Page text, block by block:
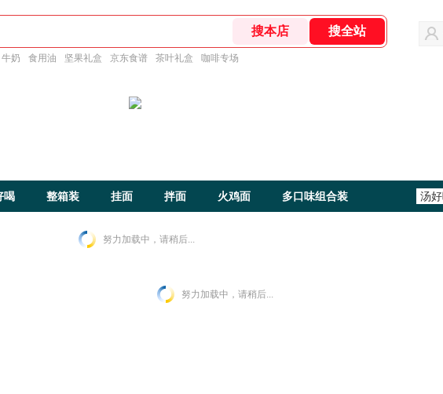
牛奶 食用油 坚果礼盒 京东食谱 茶叶礼盒 咖啡专场
喝 整箱装 挂面 拌面 火鸡面 多口味组合装
努力加载中，请稍后...
努力加载中，请稍后...